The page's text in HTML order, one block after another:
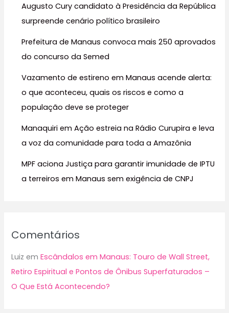
Augusto Cury candidato à Presidência da República
surpreende cenário político brasileiro
Prefeitura de Manaus convoca mais 250 aprovados
do concurso da Semed
Vazamento de estireno em Manaus acende alerta:
o que aconteceu, quais os riscos e como a
população deve se proteger
Manaquiri em Ação estreia na Rádio Curupira e leva
a voz da comunidade para toda a Amazônia
MPF aciona Justiça para garantir imunidade de IPTU
a terreiros em Manaus sem exigência de CNPJ
Comentários
Luiz emEscândalos em Manaus: Touro de Wall Street,
Retiro Espiritual e Pontos de Ônibus Superfaturados –
O Que Está Acontecendo?